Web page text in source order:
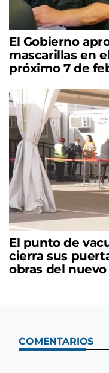
El Gobierno
mascarillas en
próximo 7 de
El punto de
cierra sus
obras del
COMENTARIOS